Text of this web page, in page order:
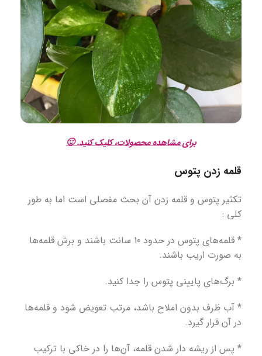
برایمشاهدهمحصولات، کلیک کنید. 🙂
قلمه زدن پتوس
تکثیر پتوس و قلمه زدن آن بحث مفصلی است اما به طور
کلی :
* قلمه‌های پتوس در حدود 10 سانت باشند و برش قلمه‌ها
به صورت اریب باشند.
* برگ‌های پایینی پتوس را جدا کنید.
* آب ظرف بدون املاح باشد، مرتب تعویض شود و قلمه‌ها
در آن قرار گیرد.
* پس از ریشه دار شدن قلمه، آن‌ها را در خاکی با ترکیب